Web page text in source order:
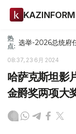
KAZINFORM
热
点: 选举-2026总统府
08:37, 23 6月 2024
哈萨克斯坦影
金爵奖两项大